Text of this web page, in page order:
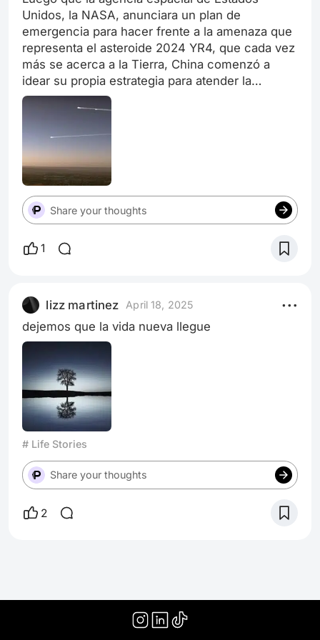
Unidos, la NASA, anunciara un plan de
emergencia para hacer frente a la amenaza que
representa el asteroide 2024 YR4, que cada vez
más se acerca a la Tierra, China comenzó a
idear su propia estrategia para atender la
posibilidad del impacto. China prepara un equipo
de defensa planetaria ante la preocupación que
generó la actualización que dio la Agencia
Espacial Europea (ESA, por sus siglas en inglés)
sobre la probabilidad de que el asteroide 2024
YR4 impacte al planeta, el cual quedó en un 2.2
por ciento, es decir una entre 43.
Share your thoughts
1
lizz martinez April 18, 2025
dejemos que la vida nueva llegue
# Life Stories
Share your thoughts
2